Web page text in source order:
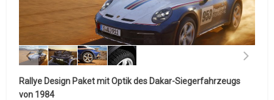
Rallye Design Paket mit Optik des Dakar-Siegerfahrzeugs
von 1984